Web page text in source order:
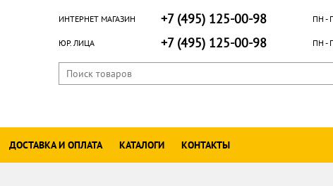
ИНТЕРНЕТ МАГАЗИН +7 (495) 125-00-98 ПН -
ЮР. ЛИЦА +7 (495) 125-00-98 ПН -
ДОСТАВКА И ОПЛАТА КАТАЛОГИ КОНТАКТЫ